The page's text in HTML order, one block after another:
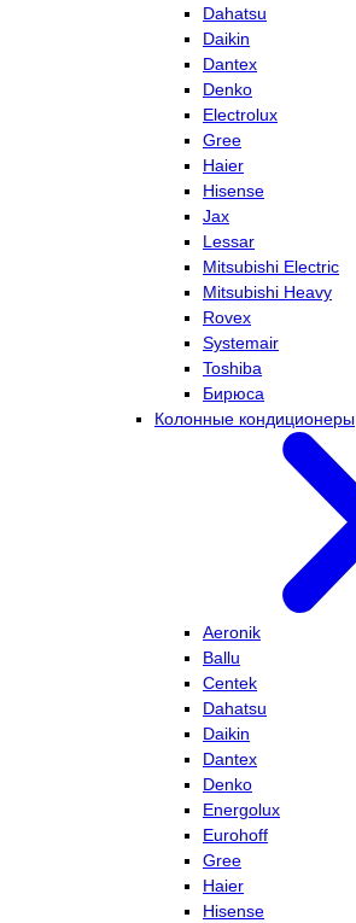
Dahatsu
Daikin
Dantex
Denko
Electrolux
Gree
Haier
Hisense
Jax
Lessar
Mitsubishi Electric
Mitsubishi Heavy
Rovex
Systemair
Toshiba
Бирюса
Колонные кондиционеры
Aeronik
Ballu
Centek
Dahatsu
Daikin
Dantex
Denko
Energolux
Eurohoff
Gree
Haier
Hisense